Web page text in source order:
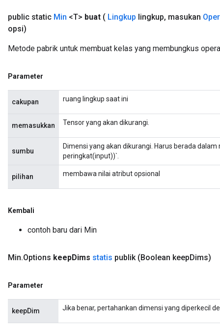
public static Min <T> buat ( Lingkup lingkup, masukan
opsi)
Metode pabrik untuk membuat kelas yang membungkus
Parameter
cakupan ruang lingkup saat ini
memasukkan Tensor yang akan dikurangi.
sumbu
Dimensi yang akan dikurangi. Harus berada
peringkat(input))`.
pilihan membawa nilai atribut opsional
Kembali
contoh baru dari Min
Min.Options keepDims statis publik (Boolean keepDims)
Parameter
keepDim Jika benar, pertahankan dimensi yang diperkecil